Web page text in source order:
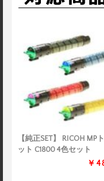
【純正SET】 RICOH MP
ット C1800 4色セット
￥